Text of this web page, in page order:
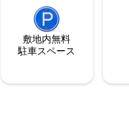
敷地内無料
駐⁠車ス⁠ペ⁠ー⁠ス